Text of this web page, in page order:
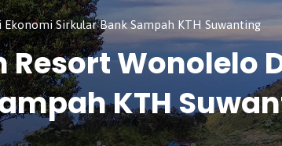
Sirkular Bank Sampah KTH Suwanting
Resort Wonolelo
KTH